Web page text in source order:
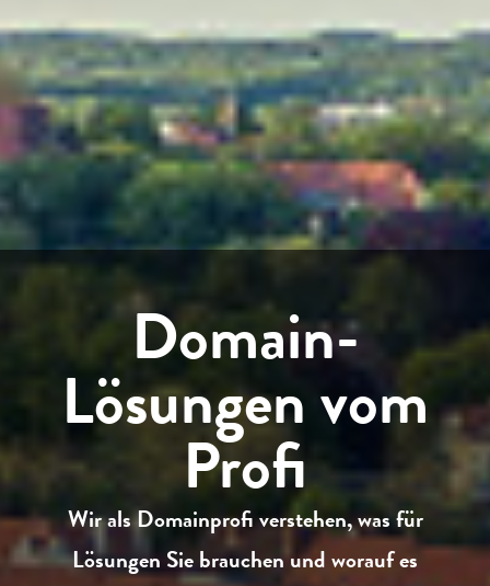
Domain-
Lösungen vom
Profi
Wir als Domainprofi verstehen, was für
Lösungen Sie brauchen und worauf es